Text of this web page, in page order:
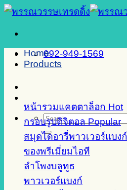
Skip
content
092-949-1569
Search
for:
Home
Products
หน้ารวมแคตตาล็อก
กรอบรูปดิจิตอล
สมุดไดอารี่พาวเวอร์แบงก์
ของพรีเมี่ยมไอที
ลำโพงบลูทูธ
พาวเวอร์แบงก์